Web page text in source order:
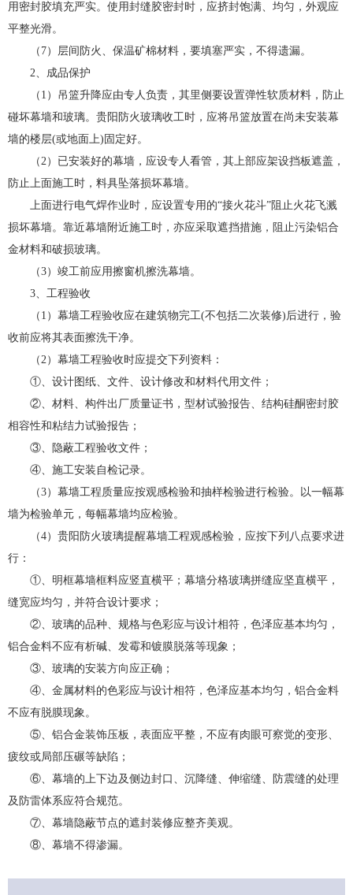
用密封胶填充严实。使用封缝胶密封时，应挤封饱满、均匀，外观应
平整光滑。
（7）层间防火、保温矿棉材料，要填塞严实，不得遗漏。
2、成品保护
（1）吊篮升降应由专人负责，其里侧要设置弹性软质材料，防止
碰坏幕墙和玻璃。 贵阳防火玻璃收工时，应将吊篮放置在尚未安装幕
墙的楼层(或地面上)固定好。
（2）已安装好的幕墙，应设专人看管，其上部应架设挡板遮盖，
防止上面施工时，料具坠落损坏幕墙。
上面进行电气焊作业时，应设置专用的“接火花斗”阻止火花飞溅
损坏幕墙。靠近幕墙附近施工时，亦应采取遮挡措施，阻止污染铝合
金材料和破损玻璃。
（3）竣工前应用擦窗机擦洗幕墙。
3、工程验收
（1）幕墙工程验收应在建筑物完工(不包括二次装修)后进行，验
收前应将其表面擦洗干净。
（2）幕墙工程验收时应提交下列资料：
①、设计图纸、文件、设计修改和材料代用文件；
②、材料、构件出厂质量证书，型材试验报告、结构硅酮密封胶
相容性和粘结力试验报告；
③、隐蔽工程验收文件；
④、施工安装自检记录。
（3）幕墙工程质量应按观感检验和抽样检验进行检验。以一幅幕
墙为检验单元，每幅幕墙均应检验。
（4）贵阳防火玻璃提醒幕墙工程观感检验，应按下列八点要求进
行：
①、明框幕墙框料应竖直横平；幕墙分格玻璃拼缝应坚直横平，
缝宽应均匀，并符合设计要求；
②、玻璃的品种、规格与色彩应与设计相符，色泽应基本均匀，
铝合金料不应有析碱、发霉和镀膜脱落等现象；
③、玻璃的安装方向应正确；
④、金属材料的色彩应与设计相符，色泽应基本均匀，铝合金料
不应有脱膜现象。
⑤、铝合金装饰压板，表面应平整，不应有肉眼可察觉的变形、
疲纹或局部压碾等缺陷；
⑥、幕墙的上下边及侧边封口、沉降缝、伸缩缝、防震缝的处理
及防雷体系应符合规范。
⑦、幕墙隐蔽节点的遮封装修应整齐美观。
⑧、幕墙不得渗漏。